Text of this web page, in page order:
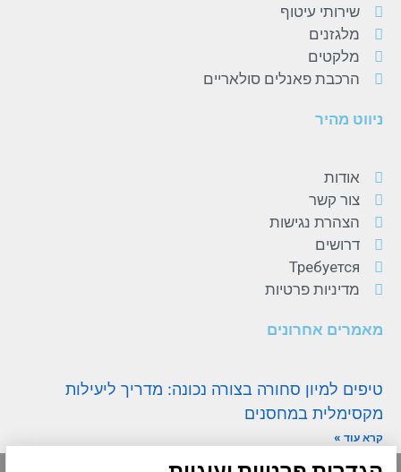
שירותי עיטוף
מלגזנים
מלקטים
הרכבת פאנלים סולאריים
ניווט מהיר
אודות
צור קשר
הצהרת נגישות
דרושים
Требуется
מדיניות פרטיות
מאמרים אחרונים
טיפים למיון סחורה בצורה נכונה: מדריך ליעילות
מקסימלית במחסנים
קרא עוד »